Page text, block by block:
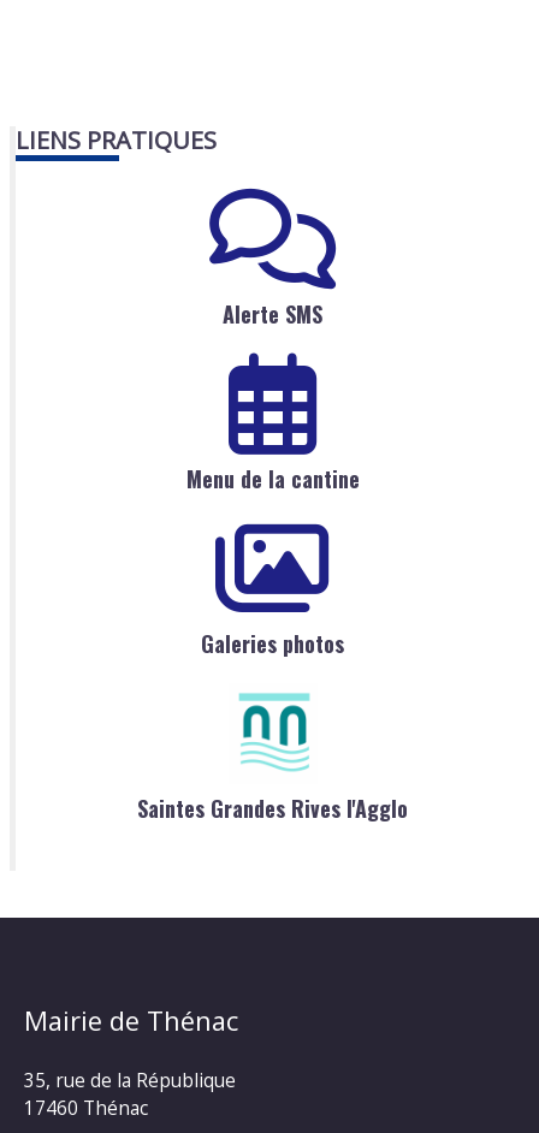
LIENS PRATIQUES
Alerte SMS
Menu de la cantine
Galeries photos
Saintes Grandes Rives l'Agglo
Mairie de Thénac
35, rue de la République
17460 Thénac